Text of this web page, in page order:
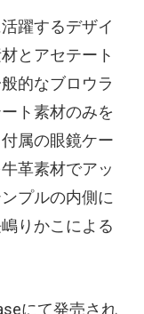
躍するデザイ
とアセテート
的なブロウラ
ト素材のみを
属の眼鏡ケー
革素材でアッ
プルの内側に
りかこによる
にて発売され